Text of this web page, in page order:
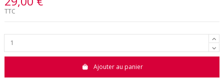
TTC
Ajouter au panier